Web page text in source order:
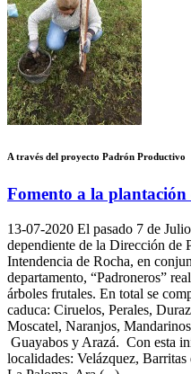
A través del proyecto Padrón Productivo
Fomento a la plantación
13-07-2020 El pasado 7 de
dependiente de la Dirección de
Intendencia de Rocha, en
departamento, “Padroneros”
árboles frutales. En total se
caduca: Ciruelos, Perales,
Moscatel, Naranjos,
Guayabos y Arazá. Con esta
localidades: Velázquez,